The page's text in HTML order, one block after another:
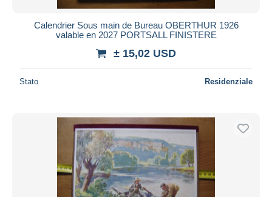
Calendrier Sous main de Bureau OBERTHUR 1926
valable en 2027 PORTSALL FINISTERE
± 15,02 USD
Stato Residenziale